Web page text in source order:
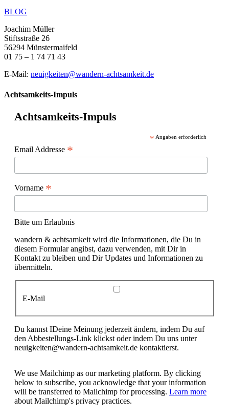
BLOG
Joachim Müller
Stiftsstraße 26
56294 Münstermaifeld
01 75 – 1 74 71 43
E-Mail: neuigkeiten@wandern-achtsamkeit.de
Achtsamkeits-Impuls
Achtsamkeits-Impuls
* Angaben erforderlich
Email Addresse *
Vorname *
Bitte um Erlaubnis
wandern & achtsamkeit wird die Informationen, die Du in
diesem Formular angibst, dazu verwenden, mit Dir in
Kontakt zu bleiben und Dir Updates und Informationen zu
übermitteln.
E-Mail
Du kannst IDeine Meinung jederzeit ändern, indem Du auf
den Abbestellungs-Link klickst oder indem Du uns unter
neuigkeiten@wandern-achtsamkeit.de kontaktierst.
We use Mailchimp as our marketing platform. By clicking
below to subscribe, you acknowledge that your information
will be transferred to Mailchimp for processing. Learn more
about Mailchimp's privacy practices.